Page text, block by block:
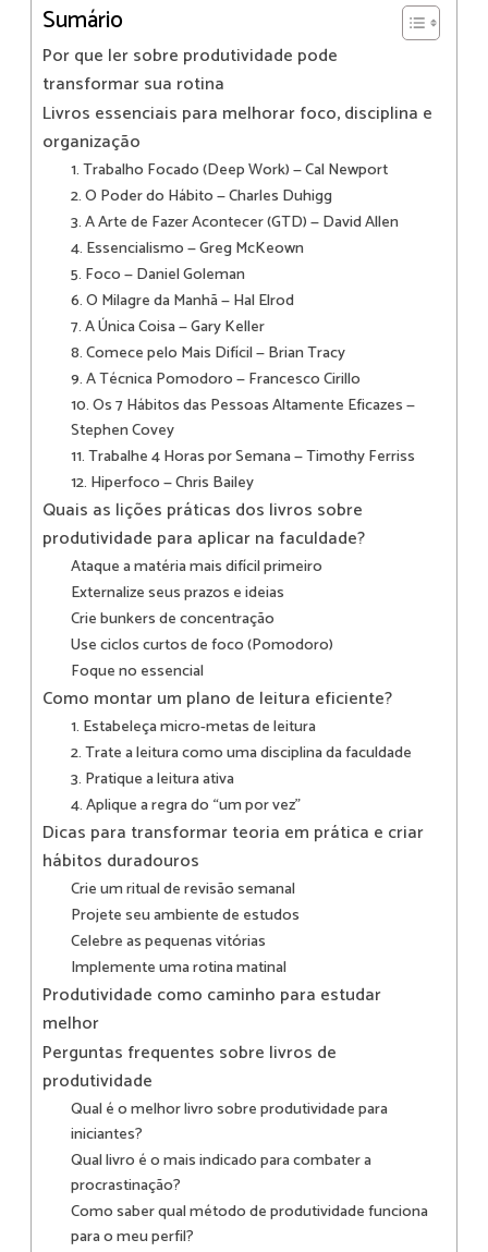
Sumário
Por que ler sobre produtividade pode
transformar sua rotina
Livros essenciais para melhorar foco, disciplina e
organização
1. Trabalho Focado (Deep Work) — Cal Newport
2. O Poder do Hábito — Charles Duhigg
3. A Arte de Fazer Acontecer (GTD) — David Allen
4. Essencialismo — Greg McKeown
5. Foco — Daniel Goleman
6. O Milagre da Manhã — Hal Elrod
7. A Única Coisa — Gary Keller
8. Comece pelo Mais Difícil — Brian Tracy
9. A Técnica Pomodoro — Francesco Cirillo
10. Os 7 Hábitos das Pessoas Altamente Eficazes —
Stephen Covey
11. Trabalhe 4 Horas por Semana — Timothy Ferriss
12. Hiperfoco — Chris Bailey
Quais as lições práticas dos livros sobre
produtividade para aplicar na faculdade?
Ataque a matéria mais difícil primeiro
Externalize seus prazos e ideias
Crie bunkers de concentração
Use ciclos curtos de foco (Pomodoro)
Foque no essencial
Como montar um plano de leitura eficiente?
1. Estabeleça micro-metas de leitura
2. Trate a leitura como uma disciplina da faculdade
3. Pratique a leitura ativa
4. Aplique a regra do “um por vez”
Dicas para transformar teoria em prática e criar
hábitos duradouros
Crie um ritual de revisão semanal
Projete seu ambiente de estudos
Celebre as pequenas vitórias
Implemente uma rotina matinal
Produtividade como caminho para estudar
melhor
Perguntas frequentes sobre livros de
produtividade
Qual é o melhor livro sobre produtividade para
iniciantes?
Qual livro é o mais indicado para combater a
procrastinação?
Como saber qual método de produtividade funciona
para o meu perfil?